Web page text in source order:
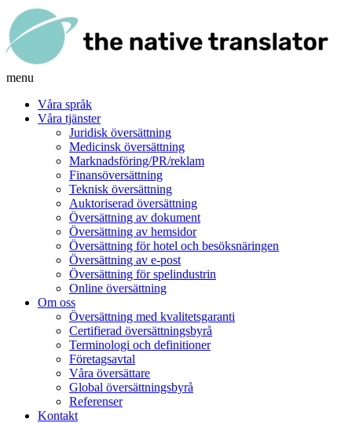
menu
Våra språk
Våra tjänster
Juridisk översättning
Medicinsk översättning
Marknadsföring/PR/reklam
Finansöversättning
Teknisk översättning
Auktoriserad översättning
Översättning av dokument
Översättning av hemsidor
Översättning för hotel och besöksnäringen
Översättning av e-post
Översättning för spelindustrin
Online översättning
Om oss
Översättning med kvalitetsgaranti
Certifierad översättningsbyrå
Terminologi och definitioner
Företagsavtal
Våra översättare
Global översättningsbyrå
Referenser
Kontakt